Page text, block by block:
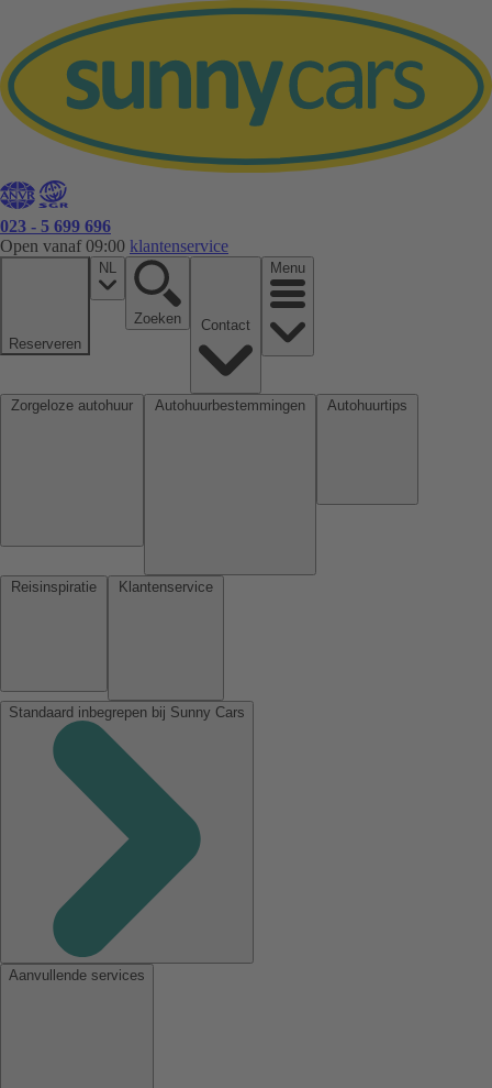
023 - 5 699 696
Open vanaf 09:00 klantenservice
Reserveren
NL
Zoeken
Menu
Standaard inbegrepen bij Sunny Cars
Aanvullende services